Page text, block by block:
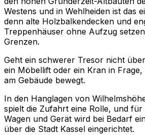
Westens und in Wehlheiden ist das
denn alte Holzbalkendecken und
Treppenhäuser ohne Aufzug
Grenzen.
Geht ein schwerer Tresor nicht
ein Möbellift oder ein Kran in
am Gebäude bewegt.
In den Hanglagen von
spielt die Zufahrt eine Rolle, und
Wagen und Gerät wird bei Bedarf
über die Stadt Kassel eingerichtet.